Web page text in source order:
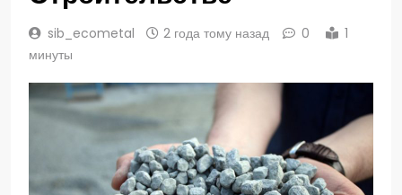
sib_ecometal 2 года тому назад 0
1
минуты